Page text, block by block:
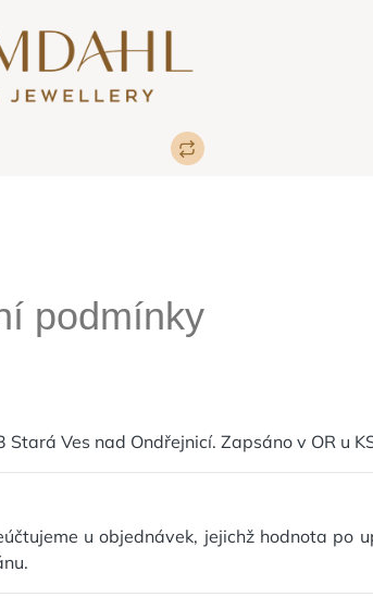
podmínky
Ves nad Ondřejnicí. Zapsáno v OR u
u objednávek, jejichž hodnota po